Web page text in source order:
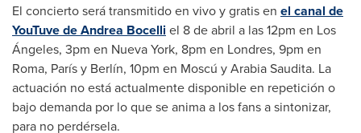
El concierto será transmitido en vivo y gratis en el canal de
YouTuve deAndrea Bocelliel 8 de abril a las12pm en Los
Ángeles, 3pm en Nueva York, 8pm en Londres, 9pm en
Roma, París y Berlín, 10pm en Moscú y Arabia Saudita. La
actuación no está actualmente disponible en repetición o
bajo demanda por lo que se anima a los fans a sintonizar,
para no perdérsela.